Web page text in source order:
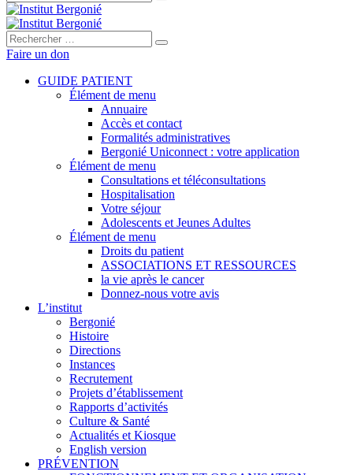
Rechercher :
Faire un don
GUIDE PATIENT
Élément de menu
Annuaire
Accès et contact
Formalités administratives
Bergonié Uniconnect : votre application
Élément de menu
Consultations et téléconsultations
Hospitalisation
Votre séjour
Adolescents et Jeunes Adultes
Élément de menu
Droits du patient
ASSOCIATIONS ET RESSOURCES
la vie après le cancer
Donnez-nous votre avis
L’institut
Bergonié
Histoire
Directions
Instances
Recrutement
Projets d’établissement
Rapports d’activités
Culture & Santé
Actualités et Kiosque
English version
PRÉVENTION